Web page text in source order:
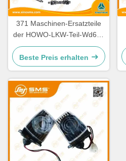
371 Maschinen-Ersatzteile
der HOWO-LKW-Teil-Wd615
336 Maschinen-Ersatzteile
Beste Preis erhalten